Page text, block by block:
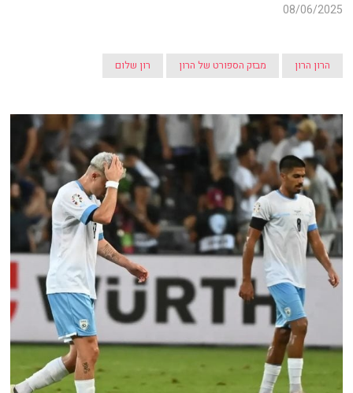
08/06/2025
הרון הרון מבזק הספורט של הרון רון שלום